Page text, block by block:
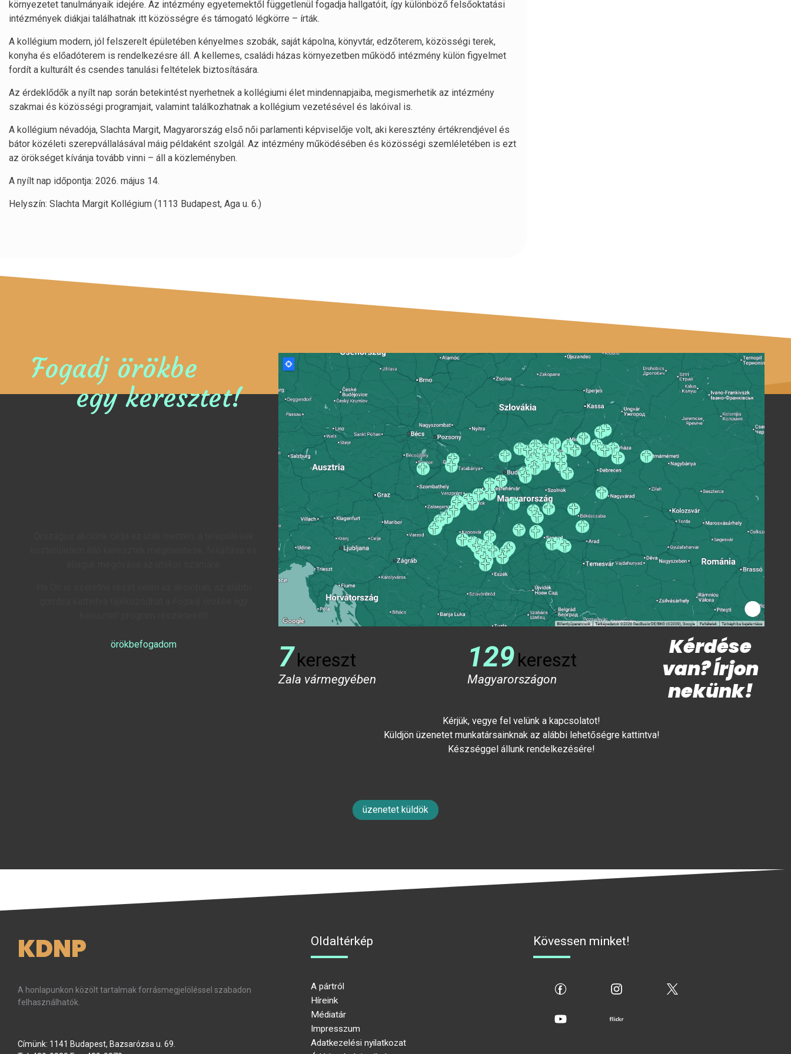
környezetet tanulmányaik idejére. Az intézmény egyetemektől függetlenül fogadja hallgatóit, így különböző felsőoktatási
intézmények diákjai találhatnak itt közösségre és támogató légkörre – írták.
A kollégium modern, jól felszerelt épületében kényelmes szobák, saját kápolna, könyvtár, edzőterem, közösségi terek,
konyha és előadóterem is rendelkezésre áll. A kellemes, családi házas környezetben működő intézmény külön figyelmet
fordít a kulturált és csendes tanulási feltételek biztosítására.
Az érdeklődők a nyílt nap során betekintést nyerhetnek a kollégiumi élet mindennapjaiba, megismerhetik az intézmény
szakmai és közösségi programjait, valamint találkozhatnak a kollégium vezetésével és lakóival is.
A kollégium névadója, Slachta Margit, Magyarország első női parlamenti képviselője volt, aki keresztény értékrendjével és
bátor közéleti szerepvállalásával máig példaként szolgál. Az intézmény működésében és közösségi szemléletében is ezt
az örökséget kívánja tovább vinni – áll a közleményben.
A nyílt nap időpontja: 2026. május 14.
Helyszín: Slachta Margit Kollégium (1113 Budapest, Aga u. 6.)
Fogadj örökbe
egy keresztet!
örökbefogadom 7kereszt
Zala vármegyében
129kereszt
Magyarországon
Kérdése
van? Írjon
nekünk!
Kérjük, vegye fel velünk a kapcsolatot!
Küldjön üzenetet munkatársainknak az alábbi lehetőségre kattintva!
Készséggel állunk rendelkezésére!
üzenetet küldök
KDNP
A honlapunkon közölt tartalmak forrásmegjelöléssel szabadon
felhasználhatók.
Címünk: 1141 Budapest, Bazsarózsa u. 69.
Oldaltérkép
A pártról
Híreink
Médiatár
Impresszum
Adatkezelési nyilatkozat
Kövessen minket!
flickr